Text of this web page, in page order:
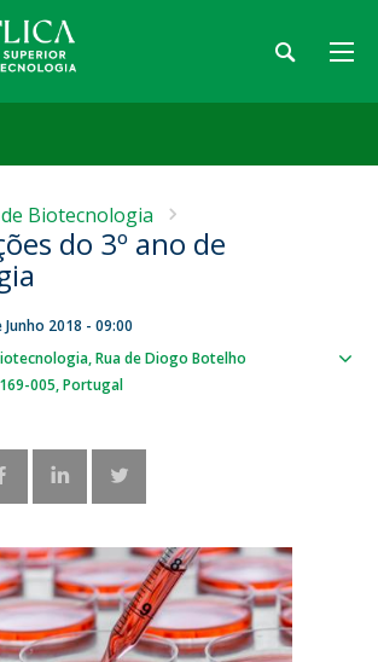
Biotecnologia
do 3º ano de
2018 - 09:00
Rua de Diogo Botelho
005 Portugal